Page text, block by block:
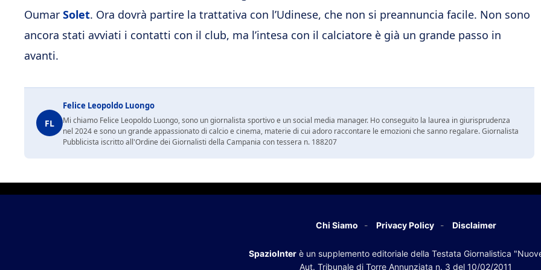
Oumar Solet. Ora dovrà partire la trattativa con l’Udinese, che non si preannuncia facile. Non sono
ancora stati avviati i contatti con il club, ma l’intesa con il calciatore è già un grande passo in
avanti.
FL
Felice Leopoldo Luongo
Mi chiamo Felice Leopoldo Luongo, sono un giornalista sportivo e un social media manager. Ho conseguito la laurea in giurisprudenza
nel 2024 e sono un grande appassionato di calcio e cinema, materie di cui adoro raccontare le emozioni che sanno regalare. Giornalista
Pubblicista iscritto all'Ordine dei Giornalisti della Campania con tessera n. 188207
Chi Siamo Privacy Policy Disclaimer
SpazioInterè un supplemento editoriale della Testata Giornalistica
Aut. Tribunale di Torre Annunziata n. 3 del 10/02/2011